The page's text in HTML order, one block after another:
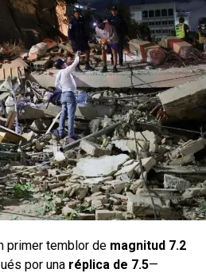
primer temblor de magnitud 7.2
por una réplica de 7.5—